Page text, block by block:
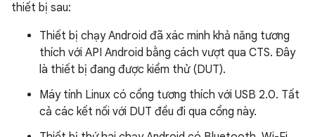
thiết bị sau:
Thiết bị chạy Android đã xác minh khả năng tương
thích với API Android bằng cách vượt qua CTS. Đây
là thiết bị đang được kiểm thử (DUT).
Máy tính Linux có cổng tương thích với USB 2.0. Tất
cả các kết nối với DUT đều đi qua cổng này.